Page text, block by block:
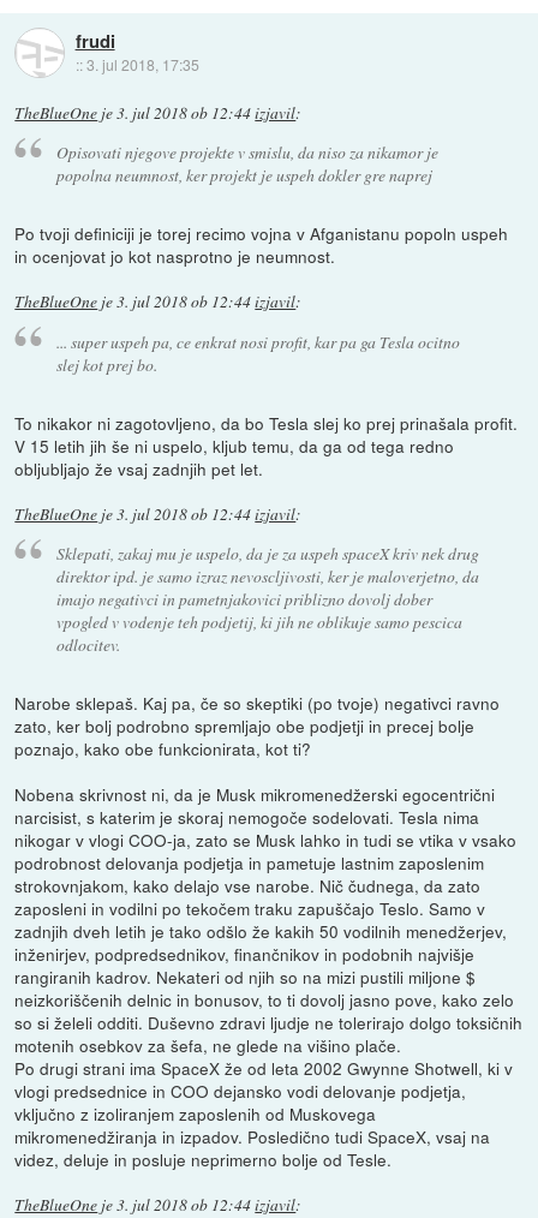
frudi
::3. jul 2018, 17:35
TheBlueOne je3. jul 2018 ob 12:44izjavil:
Opisovati njegove projekte v smislu, da niso za nikamor je
popolna neumnost, ker projekt je uspeh dokler gre naprej
Po tvoji definiciji je torej recimo vojna v Afganistanu popoln uspeh
in ocenjovat jo kot nasprotno je neumnost.
TheBlueOne je3. jul 2018 ob 12:44izjavil:
... super uspeh pa, ce enkrat nosi profit, kar pa ga Tesla ocitno
slej kot prej bo.
To nikakor ni zagotovljeno, da bo Tesla slej ko prej prinašala profit.
V 15 letih jih še ni uspelo, kljub temu, da ga od tega redno
obljubljajo že vsaj zadnjih pet let.
TheBlueOne je3. jul 2018 ob 12:44izjavil:
Sklepati, zakaj mu je uspelo, da je za uspeh spaceX kriv nek drug
direktor ipd. je samo izraz nevoscljivosti, ker je maloverjetno, da
imajo negativci in pametnjakovici priblizno dovolj dober
vpogled v vodenje teh podjetij, ki jih ne oblikuje samo pescica
odlocitev.
Narobe sklepaš. Kaj pa, če so skeptiki (po tvoje) negativci ravno
zato, ker bolj podrobno spremljajo obe podjetji in precej bolje
poznajo, kako obe funkcionirata, kot ti?
Nobena skrivnost ni, da je Musk mikromenedžerski egocentrični
narcisist, s katerim je skoraj nemogoče sodelovati. Tesla nima
nikogar v vlogi COO-ja, zato se Musk lahko in tudi se vtika v vsako
podrobnost delovanja podjetja in pametuje lastnim zaposlenim
strokovnjakom, kako delajo vse narobe. Nič čudnega, da zato
zaposleni in vodilni po tekočem traku zapuščajo Teslo. Samo v
zadnjih dveh letih je tako odšlo že kakih 50 vodilnih menedžerjev,
inženirjev, podpredsednikov, finančnikov in podobnih najvišje
rangiranih kadrov. Nekateri od njih so na mizi pustili miljone $
neizkoriščenih delnic in bonusov, to ti dovolj jasno pove, kako zelo
so si želeli odditi. Duševno zdravi ljudje ne tolerirajo dolgo toksičnih
motenih osebkov za šefa, ne glede na višino plače.
Po drugi strani ima SpaceX že od leta 2002 Gwynne Shotwell, ki v
vlogi predsednice in COO dejansko vodi delovanje podjetja,
vključno z izoliranjem zaposlenih od Muskovega
mikromenedžiranja in izpadov. Posledično tudi SpaceX, vsaj na
videz, deluje in posluje neprimerno bolje od Tesle.
TheBlueOne je3. jul 2018 ob 12:44izjavil: